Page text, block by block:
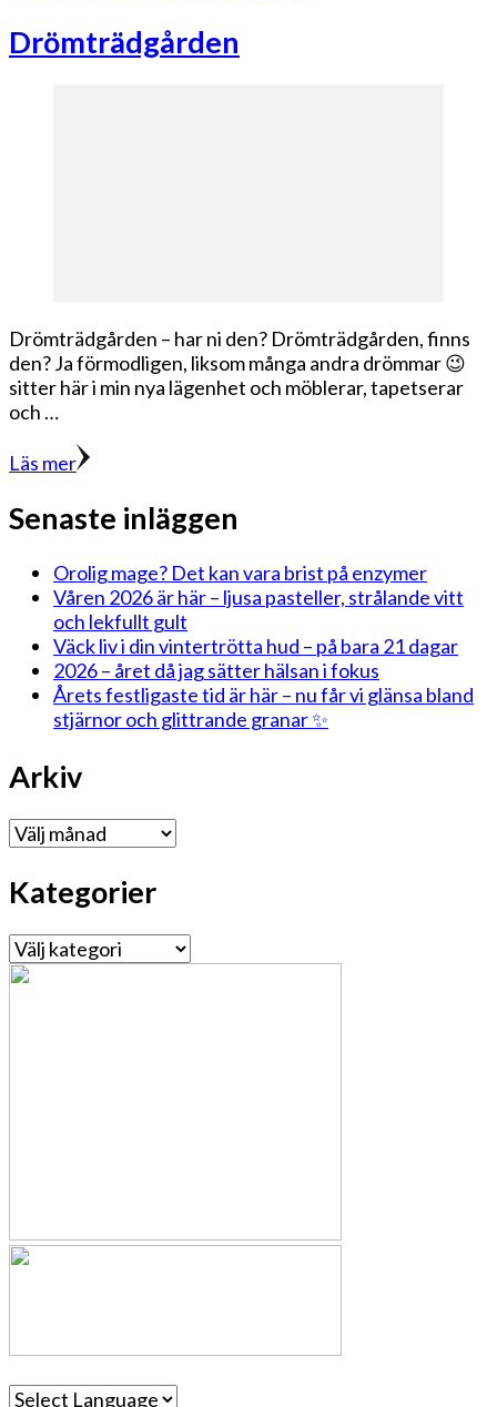
Drömträdgården
Drömträdgården – har ni den? Drömträdgården, finns
den? Ja förmodligen, liksom många andra drömmar 😉
sitter här i min nya lägenhet och möblerar, tapetserar
och …
Läs mer
Senaste inläggen
Orolig mage? Det kan vara brist på enzymer
Våren 2026 är här – ljusa pasteller, strålande vitt
och lekfullt gult
Väck liv i din vintertrötta hud – på bara 21 dagar
2026 – året då jag sätter hälsan i fokus
Årets festligaste tid är här – nu får vi glänsa bland
stjärnor och glittrande granar ✨
Arkiv
Arkiv
Kategorier
Kategorier